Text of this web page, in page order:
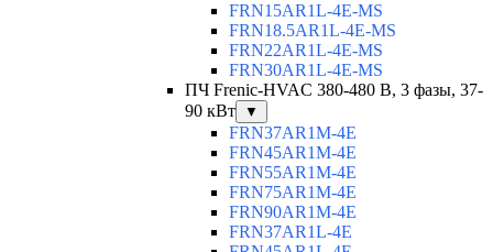
FRN15AR1L-4E-MS
FRN18.5AR1L-4E-MS
FRN22AR1L-4E-MS
FRN30AR1L-4E-MS
ПЧ Frenic-HVAC 380-480 В, 3 фазы, 37-
90 кВт
▼
FRN37AR1M-4E
FRN45AR1M-4E
FRN55AR1M-4E
FRN75AR1M-4E
FRN90AR1M-4E
FRN37AR1L-4E